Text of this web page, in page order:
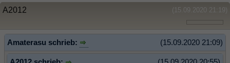
(15.09.2020 21:19)
A2012
(15.09.2020 21:09)
Amaterasu schrieb: